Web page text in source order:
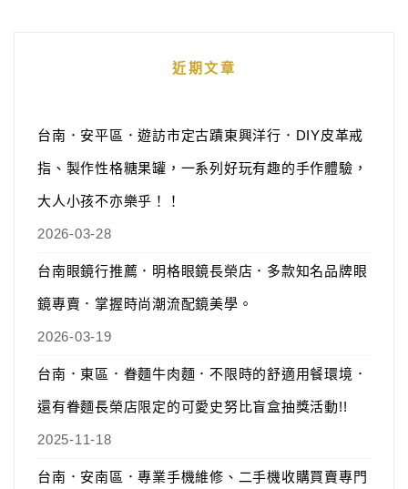
近期文章
台南．安平區．遊訪市定古蹟東興洋行．DIY皮革戒
指、製作性格糖果罐，一系列好玩有趣的手作體驗，
大人小孩不亦樂乎！！
2026-03-28
台南眼鏡行推薦．明格眼鏡長榮店．多款知名品牌眼
鏡專賣．掌握時尚潮流配鏡美學。
2026-03-19
台南．東區．眷麵牛肉麵．不限時的舒適用餐環境．
還有眷麵長榮店限定的可愛史努比盲盒抽獎活動!!
2025-11-18
台南．安南區．專業手機維修、二手機收購買賣專門